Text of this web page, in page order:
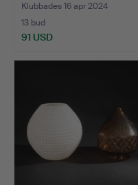
empirestil, …
Klubbades 16 apr 2024
13 bud
91 USD